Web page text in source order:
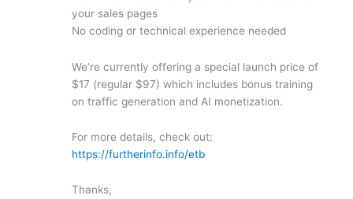
your sales pages
No coding or technical experience needed
We’re currently offering a special launch price of
$17 (regular $97) which includes bonus training
on traffic generation and AI monetization.
For more details, check out:
https://furtherinfo.info/etb
Thanks,